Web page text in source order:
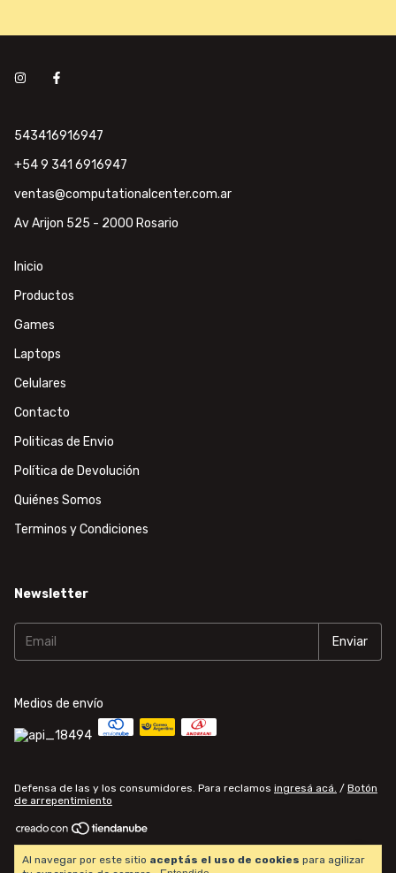
Al navegar por este sitio aceptás el uso de cookies para agilizar
543416916947
+54 9 341 6916947
ventas@computationalcenter.com.ar
Av Arijon 525 - 2000 Rosario
Inicio
Productos
Games
Laptops
Celulares
Contacto
Politicas de Envio
Política de Devolución
Quiénes Somos
Terminos y Condiciones
Newsletter
Medios de envío
Defensa de las y los consumidores. Para reclamos ingresá acá. / Botón
de arrepentimiento
derechos reservados.